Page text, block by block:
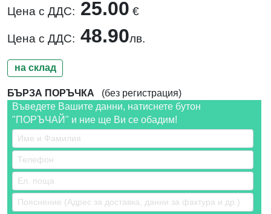
Цена с ДДС: 25.00 €
Цена с ДДС: 48.90лв.
на склад
БЪРЗА ПОРЪЧКА (без регистрация)
Въведете Вашите данни, натиснете бутон
"ПОРЪЧАЙ" и ние ще Ви се обадим!